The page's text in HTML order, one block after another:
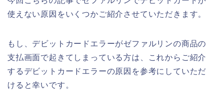
使えない原因をいくつかご紹介させていただきます。
もし、デビットカードエラーがゼファルリンの商品の
支払画面で起きてしまっている方は、これからご紹介
するデビットカードエラーの原因を参考にしていただ
けると幸いです。